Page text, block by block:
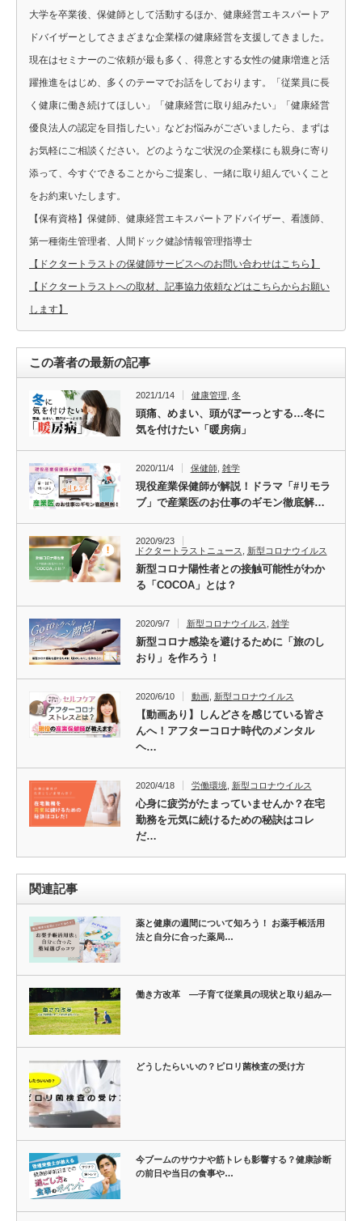
大学を卒業後、保健師として活動するほか、健康経営エキスパートア
ドバイザーとしてさまざまな企業様の健康経営を支援してきました。
現在はセミナーのご依頼が最も多く、得意とする女性の健康増進と活
躍推進をはじめ、多くのテーマでお話をしております。「従業員に長
く健康に働き続けてほしい」「健康経営に取り組みたい」「健康経営
優良法人の認定を目指したい」などお悩みがございましたら、まずは
お気軽にご相談ください。どのようなご状況の企業様にも親身に寄り
添って、今すぐできることからご提案し、一緒に取り組んでいくこと
をお約束いたします。
【保有資格】保健師、健康経営エキスパートアドバイザー、看護師、
第一種衛生管理者、人間ドック健診情報管理指導士
【ドクタートラストの保健師サービスへのお問い合わせはこちら】
【ドクタートラストへの取材、記事協力依頼などはこちらからお願い
します】
この著者の最新の記事
2021/1/14 健康管理 冬
頭痛、めまい、頭がぼーっとする…冬に
気を付けたい「暖房病」
2020/11/4 保健師, 雑学
現役産業保健師が解説！ドラマ「#リモラ
ブ」で産業医のお仕事のギモン徹底解…
2020/9/23
ドクタートラストニュース
新型コロナウイルス
新型コロナ陽性者との接触可能性がわか
る「COCOA」とは？
2020/9/7 新型コロナウイルス 雑学
新型コロナ感染を避けるために「旅のし
おり」を作ろう！
2020/6/10 動画, 新型コロナウイルス
【動画あり】しんどさを感じている皆さ
んへ！アフターコロナ時代のメンタル
ヘ…
2020/4/18 労働環境 新型コロナウイルス
心身に疲労がたまっていませんか？在宅
勤務を元気に続けるための秘訣はコレ
だ…
関連記事
薬と健康の週間について知ろう！ お薬手帳活用
法と自分に合った薬局…
働き方改革 ―子育て従業員の現状と取り組み―
どうしたらいいの？ピロリ菌検査の受け方
今ブームのサウナや筋トレも影響する？健康診断
の前日や当日の食事や…